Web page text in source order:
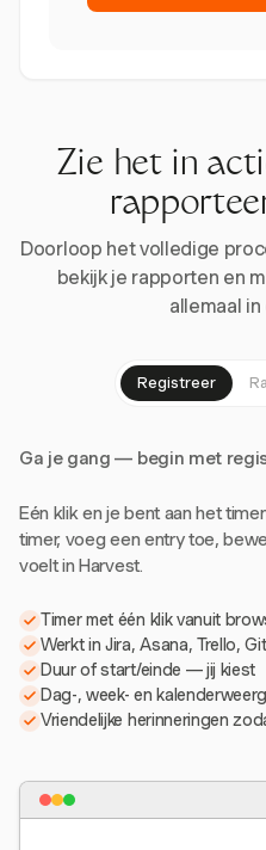
Zie het in
Doorloop het volledige
bekijk je rapporten en
allemaal in
Registreer
Ga je gang — begin met
Eén klik en je bent aan het
timer, voeg een entry toe,
voelt in Harvest.
Timer met één klik vanuit
Werkt in Jira, Asana, Trello,
Duur of start/einde — jij kiest
Dag-, week- en
Vriendelijke herinneringen